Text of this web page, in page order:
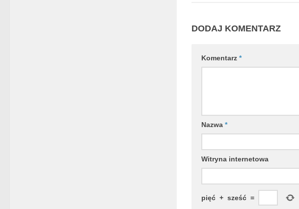
DODAJ KOMENTARZ
Komentarz *
Nazwa *
Witryna internetowa
pięć + sześć =